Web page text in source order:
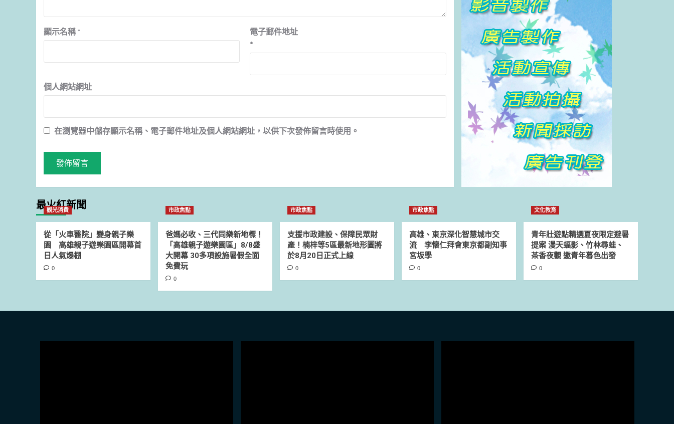
顯示名稱 *
電子郵件地址
*
個人網站網址
在瀏覽器中儲存顯示名稱、電子郵件地址及個人網站網址，以供下次發佈留言時使用。
最火紅新聞
觀光消費
從「火車醫院」變身親子樂
園 高雄親子遊樂園區開幕首
日人氣爆棚
0
市政焦點
爸媽必收、三代同樂新地標！
「高雄親子遊樂園區」8/8盛
大開幕 30多項設施暑假全面
免費玩
0
市政焦點
支援市政建設、保障民眾財
產！楠梓等5區最新地形圖將
於8月20日正式上線
0
市政焦點
高雄、東京深化智慧城市交
流 李懷仁拜會東京都副知事
宮坂學
0
文化教育
青年壯遊點精選夏夜限定避暑
提案 漫天蝠影、竹林尋蛙、
茶香夜觀 邀青年暮色出發
0